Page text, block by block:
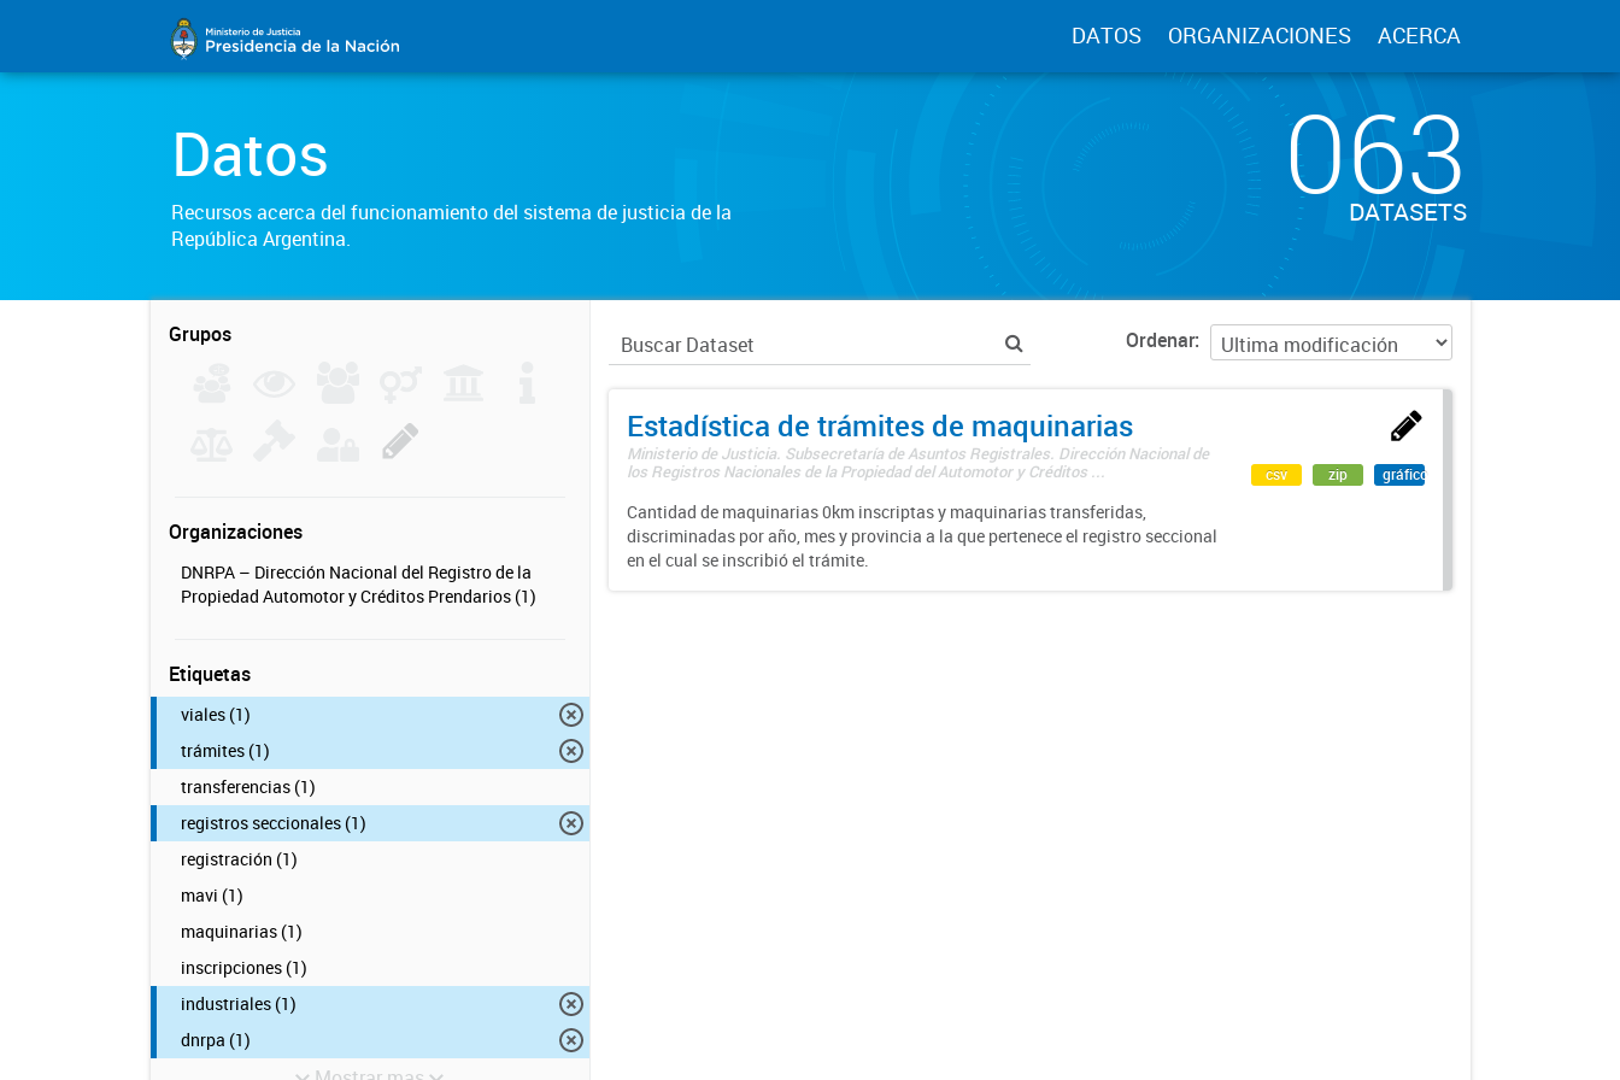
DATOS ORGANIZACIONES ACERCA
Datos
Recursos acerca del funcionamiento del sistema de justicia de la
República Argentina.
063
DATASETS
Grupos
Organizaciones
DNRPA – Dirección Nacional del Registro de la
Propiedad Automotor y Créditos Prendarios (1)
Etiquetas
viales (1)
trámites (1)
transferencias (1)
registros seccionales (1)
registración (1)
mavi (1)
maquinarias (1)
inscripciones (1)
industriales (1)
dnrpa (1)
Ordenar
Estadística de trámites de maquinarias
Ministerio de Justicia. Subsecretaría de Asuntos Registrales. Dirección Nacional de
los Registros Nacionales de la Propiedad del Automotor y Créditos ...
Cantidad de maquinarias 0km inscriptas y maquinarias transferidas,
discriminadas por año, mes y provincia a la que pertenece el registro seccional
en el cual se inscribió el trámite.
csv zip gráfico